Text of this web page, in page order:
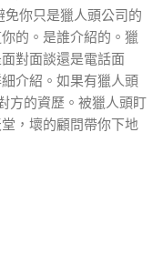
你只是獵人頭公司的
的。是誰介紹的。獵
對面談還是電話面
介紹。如果有獵人頭
方的資歷。被獵人頭盯
，壞的顧問帶你下地